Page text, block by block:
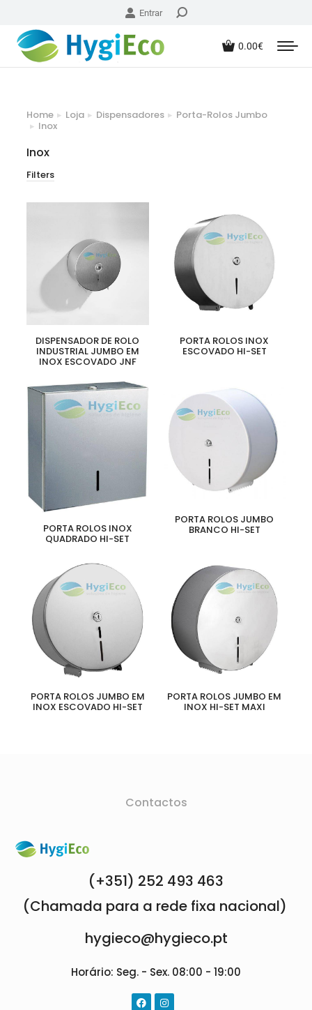
Entrar
0.00€
Inox
Filters
You are here:
Home Loja Dispensadores
Porta-Rolos Jumbo
Inox
DISPENSADOR DE ROLO
INDUSTRIAL JUMBO EM
INOX ESCOVADO JNF
PORTA ROLOS INOX
ESCOVADO HI-SET
PORTA ROLOS INOX
QUADRADO HI-SET
PORTA ROLOS JUMBO
BRANCO HI-SET
PORTA ROLOS JUMBO EM
INOX ESCOVADO HI-SET
PORTA ROLOS JUMBO EM
INOX HI-SET MAXI
Contactos
(+351) 252 493 463
(Chamada para a rede fixa nacional)
hygieco@hygieco.pt
Horário: Seg. - Sex. 08:00 - 19:00